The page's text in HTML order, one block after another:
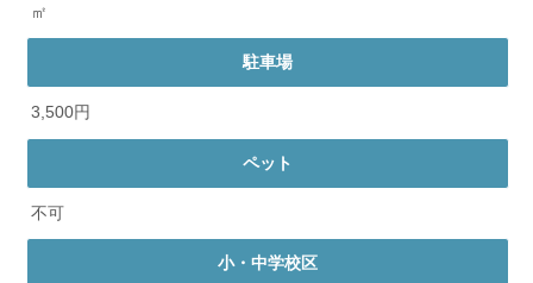
㎡
駐車場
3,500円
ペット
不可
小・中学校区